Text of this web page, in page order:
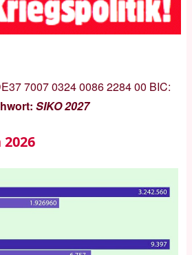
7007 0324 0086 2284 00 BIC:
SIKO 2027